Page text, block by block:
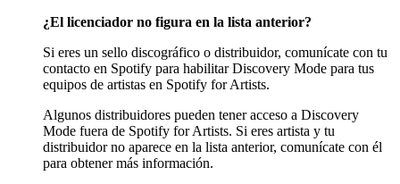
¿El licenciador no figura en la lista anterior?
Si eres un sello discográfico o distribuidor, comunícate con tu
contacto en Spotify para habilitar Discovery Mode para tus
equipos de artistas en Spotify for Artists.
Algunos distribuidores pueden tener acceso a Discovery
Mode fuera de Spotify for Artists. Si eres artista y tu
distribuidor no aparece en la lista anterior, comunícate con él
para obtener más información.